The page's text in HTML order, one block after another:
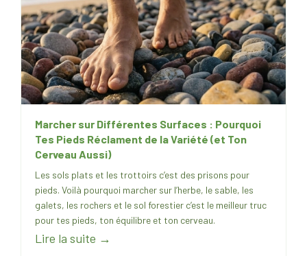
Marcher sur Différentes Surfaces : Pourquoi
Tes Pieds Réclament de la Variété (et Ton
Cerveau Aussi)
Les sols plats et les trottoirs c’est des prisons pour
pieds. Voilà pourquoi marcher sur l’herbe, le sable, les
galets, les rochers et le sol forestier c’est le meilleur truc
pour tes pieds, ton équilibre et ton cerveau.
Lire la suite →